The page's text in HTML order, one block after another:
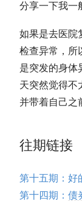
分享一下我一
如果是去医院
检查异常，所
是突发的身体
天突然觉得不
并带着自己之
往期链接
第十五期：好
第十四期： 债